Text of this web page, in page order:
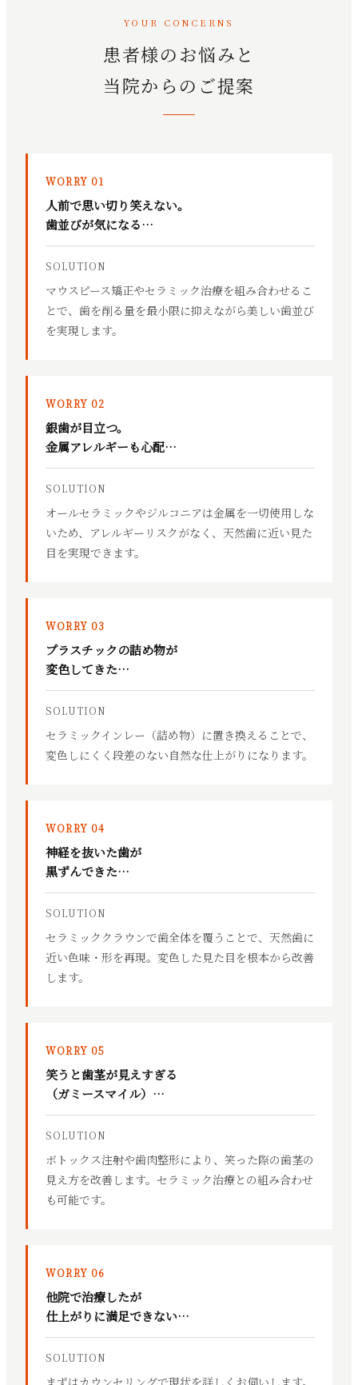
YOUR CONCERNS
患者様のお悩みと
当院からのご提案
WORRY 01
人前で思い切り笑えない。
歯並びが気になる…
SOLUTION
マウスピース矯正やセラミック治療を組み合わせるこ
とで、歯を削る量を最小限に抑えながら美しい歯並び
を実現します。
WORRY 02
銀歯が目立つ。
金属アレルギーも心配…
SOLUTION
オールセラミックやジルコニアは金属を一切使用しな
いため、アレルギーリスクがなく、天然歯に近い見た
目を実現できます。
WORRY 03
プラスチックの詰め物が
変色してきた…
SOLUTION
セラミックインレー（詰め物）に置き換えることで、
変色しにくく段差のない自然な仕上がりになります。
WORRY 04
神経を抜いた歯が
黒ずんできた…
SOLUTION
セラミッククラウンで歯全体を覆うことで、天然歯に
近い色味・形を再現。変色した見た目を根本から改善
します。
WORRY 05
笑うと歯茎が見えすぎる
（ガミースマイル）…
SOLUTION
ボトックス注射や歯肉整形により、笑った際の歯茎の
見え方を改善します。セラミック治療との組み合わせ
も可能です。
WORRY 06
他院で治療したが
仕上がりに満足できない…
SOLUTION
まずはカウンセリングで現状を詳しくお伺いします。